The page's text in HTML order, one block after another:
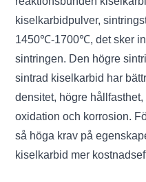
kiselkarbidpulver,
1450℃-1700℃, det sker
sintringen. Den högre
sintrad kiselkarbid har
densitet, högre
oxidation och korrosion.
så höga krav på
kiselkarbid mer